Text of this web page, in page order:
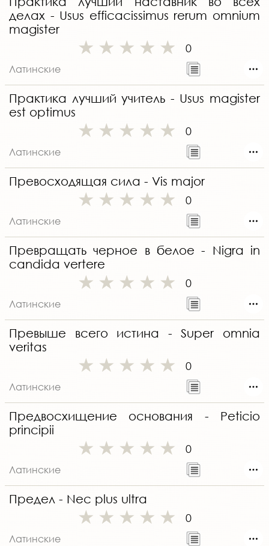
делах - Usus efficacissimus rerum omnium
magister
0
Латинские
Практика лучший учитель - Usus magister
est optimus
0
Латинские
Превосходящая сила - Vis major
0
Латинские
Превращать черное в белое - Nigra in
candida vertere
0
Латинские
Превыше всего истина - Super omnia
veritas
0
Латинские
Предвосхищение основания - Peticio
principii
0
Латинские
Предел - Nec plus ultra
0
Латинские